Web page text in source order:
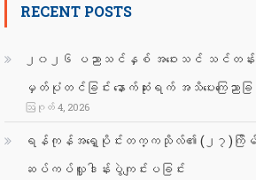
RECENT POSTS
၂၀၂၆ ပညာသင်နှစ် အဝေးသင် သင်တန်း
မှတ်ပုံတင်ခြင်း နောက်ဆုံးရက် အသိပေးကြေညာခြ
ဩဂုတ် 4, 2026
ရန်ကုန်အရှေ့ပိုင်းတက္ကသိုလ်၏ (၂၇)ကြိမ်မ
ဆပ်ကပ်လှူဒါန်းပွဲကျင်းပခြင်း